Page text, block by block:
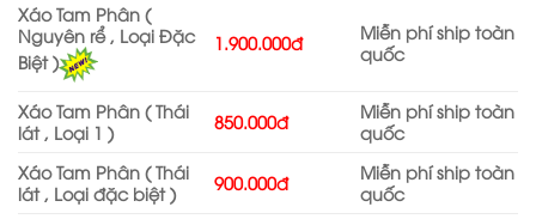
Xáo Tam Phân (
Nguyên rể , Loại Đặc
Biệt )
1.900.000đ
Miễn phí ship toàn
quốc
Xáo Tam Phân ( Thái
lát , Loại 1 )
850.000đ
Miễn phí ship toàn
quốc
Xáo Tam Phân ( Thái
lát , Loại đặc biệt )
900.000đ
Miễn phí ship toàn
quốc